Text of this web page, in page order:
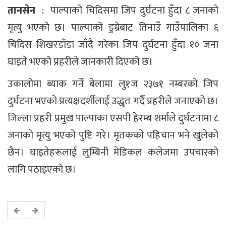
तानसेन : पाल्पाको चिदिसमा जिप दुर्घटना हुँदा ८ जनाको
मृत्यु भएको छ। पाल्पाको डुम्रेबाट तिनाउँ गाउँपालिका ६
चिदिस शिखरडाँडा जाँदै गरेका जिप दुर्घटना हुँदा १० जना
घाइते भएको प्रहरीले जानकारी दिएको छ।
उकालोमा ब्याक गर्ने बेलामा लु१ज २३७१ नम्बरको जिप
दुर्घटना भएको प्रत्यक्षदर्शीलाई उद्धृत गर्दै प्रहरीले जनाएको छ।
जिल्ला प्रहरी प्रमुख पाल्पाका एसपी हेरम्ब शर्माले दुर्घटनामा ८
जनाको मृत्यु भएको पुष्टि गरे। मृतकको पहिचान भने खुलेको
छैन। घाइतेहरूलाई लुम्बिनी मेडिकल कलेजमा उपचारको
लागि पठाइएको छ।